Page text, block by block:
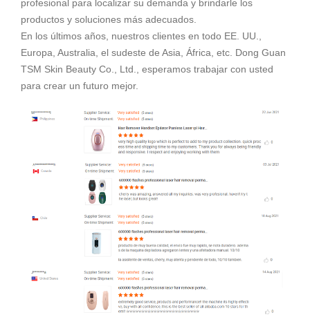
profesional para localizar su demanda y brindarle los
productos y soluciones más adecuados.
En los últimos años, nuestros clientes en todo EE. UU.,
Europa, Australia, el sudeste de Asia, África, etc. Dong Guan
TSM Skin Beauty Co., Ltd., esperamos trabajar con usted
para crear un futuro mejor.